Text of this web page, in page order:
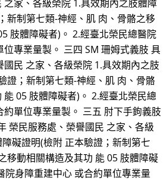
之家、各級榮院 1.具效期內之肢體障
新制第七類-神經、肌 肉、骨骼之移
肢體障礙者)。 2.經臺北榮民總醫院
專業量製。 三四 SM 珊姆式義肢 具
民 之家、各級榮院 1.具效期內之肢
證；新制第七類-神經、肌 肉、骨骼
05 肢體障礙者)。 2.經臺北榮民總
單位專業量製。 三五 肘下手鉤義肢
榮民服務處、榮譽國民 之家、各級
礙證明(檢附 正本驗證；新制第七
移動相關構造及其功 能 05 肢體障礙
院身障重建中心 或合約單位專業量